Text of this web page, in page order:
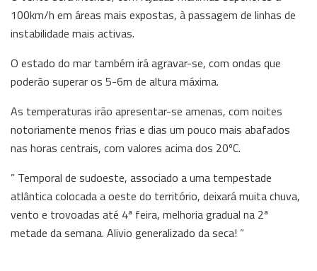
100km/h em áreas mais expostas, à passagem de linhas de
instabilidade mais activas.
O estado do mar também irá agravar-se, com ondas que
poderão superar os 5-6m de altura máxima.
As temperaturas irão apresentar-se amenas, com noites
notoriamente menos frias e dias um pouco mais abafados
nas horas centrais, com valores acima dos 20ºC.
” Temporal de sudoeste, associado a uma tempestade
atlântica colocada a oeste do território, deixará muita chuva,
vento e trovoadas até 4ª feira, melhoria gradual na 2ª
metade da semana. Alivio generalizado da seca! “